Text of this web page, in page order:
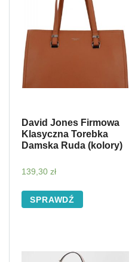
David Jones Firmowa
Klasyczna Torebka
Damska Ruda (kolory)
139,30 zł
SPRAWDŹ